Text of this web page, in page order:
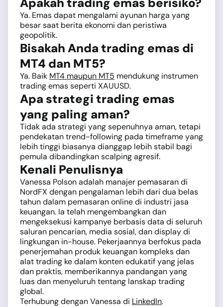
Ya. Emas dapat mengalami ayunan harga yang
besar saat berita ekonomi dan peristiwa
geopolitik.
Bisakah Anda trading emas di
MT4 dan MT5?
Ya. Baik MT4 maupun MT5 mendukung instrumen
trading emas seperti XAUUSD.
Apa strategi trading emas
yang paling aman?
Tidak ada strategi yang sepenuhnya aman, tetapi
pendekatan trend-following pada timeframe yang
lebih tinggi biasanya dianggap lebih stabil bagi
pemula dibandingkan scalping agresif.
Kenali Penulisnya
Vanessa Polson adalah manajer pemasaran di
NordFX dengan pengalaman lebih dari dua belas
tahun dalam pemasaran online di industri jasa
keuangan. Ia telah mengembangkan dan
mengeksekusi kampanye berbasis data di seluruh
saluran pencarian, media sosial, dan display di
lingkungan in-house. Pekerjaannya berfokus pada
penerjemahan produk keuangan kompleks dan
alat trading ke dalam konten edukatif yang jelas
dan praktis, memberikannya pandangan yang
luas dan menyeluruh tentang lanskap trading
global.
Terhubung dengan Vanessa di LinkedIn.